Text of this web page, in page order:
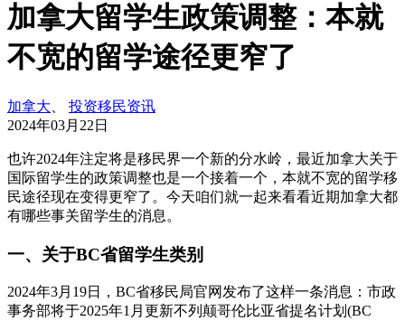
加拿大留学生政策调整：本就
不宽的留学途径更窄了
加拿大
投资移民资讯
2024年03月22日
也许2024年注定将是移民界一个新的分水岭，最近加拿大关于
国际留学生的政策调整也是一个接着一个，本就不宽的留学移
民途径现在变得更窄了。今天咱们就一起来看看近期加拿大都
有哪些事关留学生的消息。
一、关于BC省留学生类别
2024年3月19日，BC省移民局官网发布了这样一条消息：市政
事务部将于2025年1月更新不列颠哥伦比亚省提名计划(BC